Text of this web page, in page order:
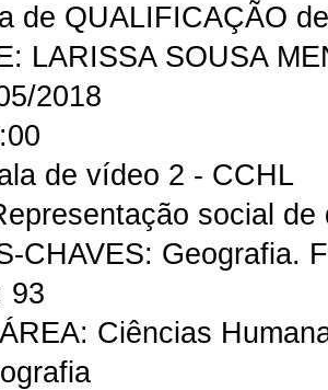
de QUALIFICAÇÃO
LARISSA SOUSA
2018
de vídeo 2 - CCHL
social
CHAVES: Geografia.
93
Ciências